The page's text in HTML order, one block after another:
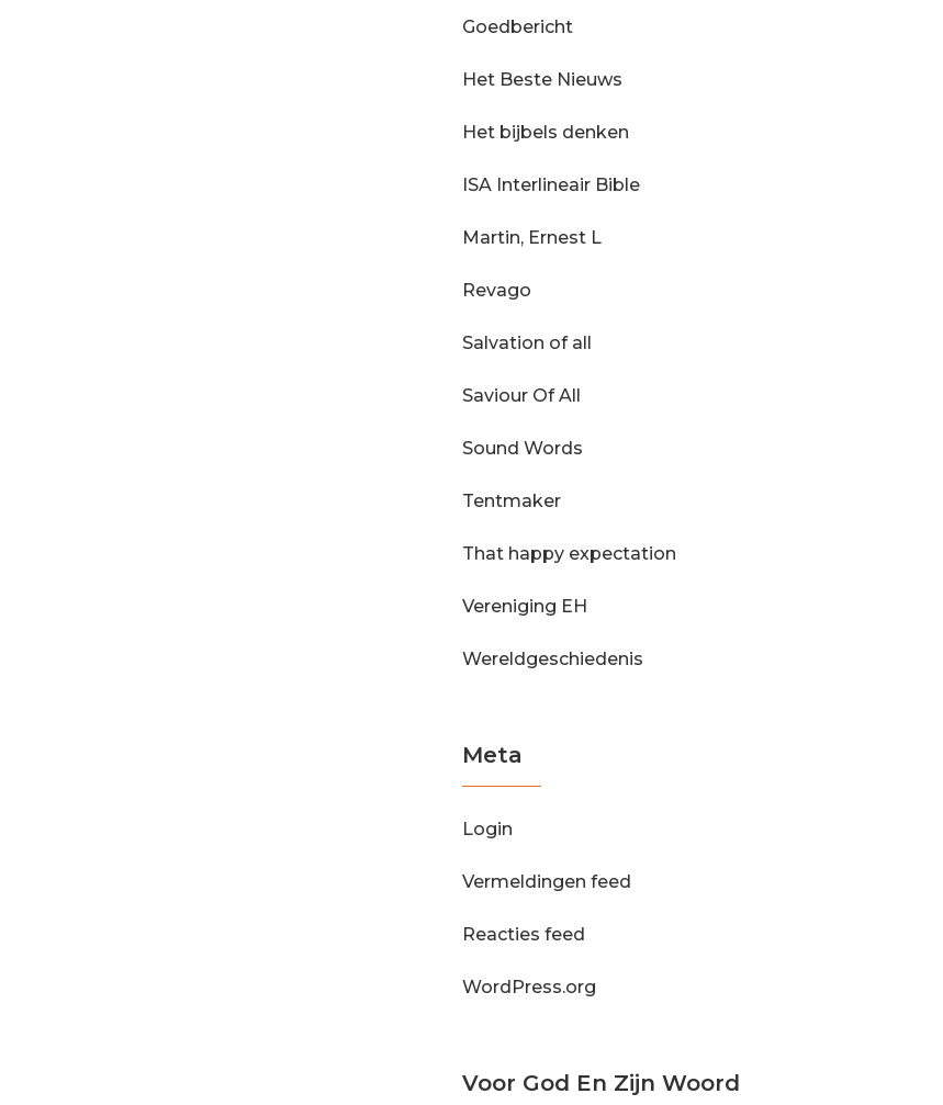
Goedbericht
Het Beste Nieuws
Het bijbels denken
ISA Interlineair Bible
Martin, Ernest L
Revago
Salvation of all
Saviour Of All
Sound Words
Tentmaker
That happy expectation
Vereniging EH
Wereldgeschiedenis
Meta
Login
Vermeldingen feed
Reacties feed
WordPress.org
Voor God En Zijn Woord